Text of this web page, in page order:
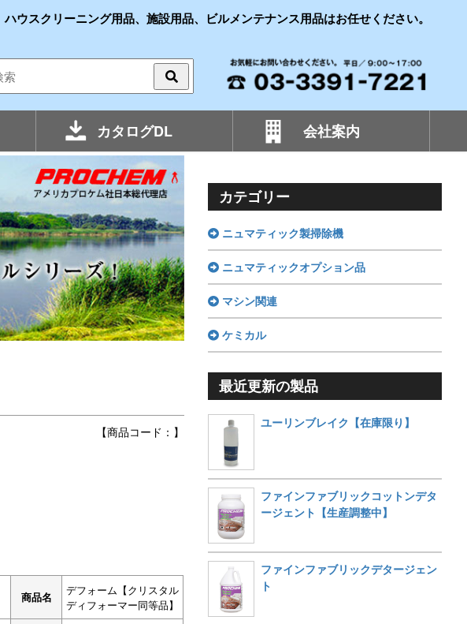
ウスクリーニング用品、施設用品、ビルメンテナンス用品はお任せください。
カタログDL 会社案内
【商品コード：】
商品名
デフォーム【クリスタル
ディフォーマー同等品】
カテゴリー
ニュマティック製掃除機
ニュマティックオプション品
マシン関連
ケミカル
最近更新の製品
ユーリンブレイク【在庫限り】
ファインファブリックコットンデタ
ージェント【生産調整中】
ファインファブリックデタージェン
ト